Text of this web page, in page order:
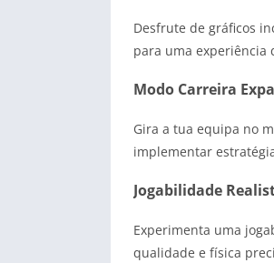
Desfrute de gráficos
para uma experiência
Modo Carreira
Gira a tua equipa no
implementar
Jogabilidade
Experimenta uma
qualidade e física